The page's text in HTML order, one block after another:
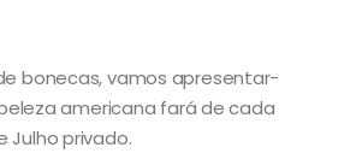
bonecas, vamos apresentar-
americana fará de cada
Julho privado.